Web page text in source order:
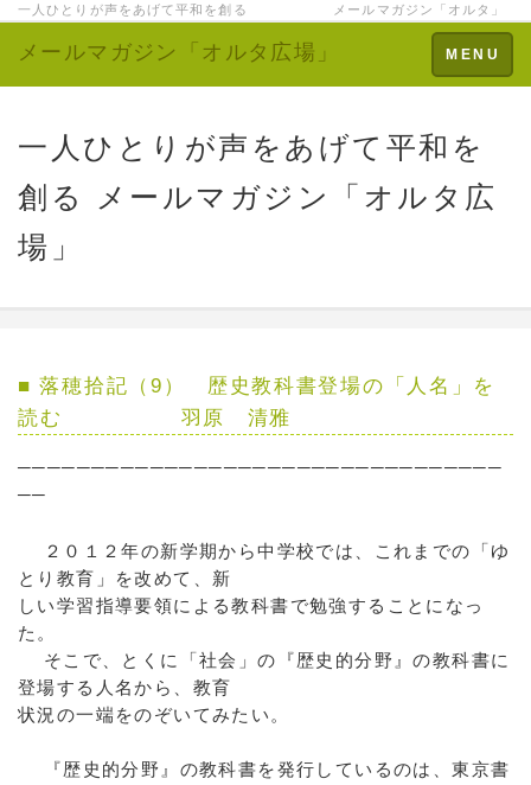
一人ひとりが声をあげて平和を創る メールマガジン「オルタ」
Toggle
navigation
MENU
メールマガジン「オルタ広場」
一人ひとりが声をあげて平和を
創る メールマガジン「オルタ広
場」
■ 落穂拾記（9） 歴史教科書登場の「人名」を
読む 羽原 清雅
─────────────────────────────────
──
２０１２年の新学期から中学校では、これまでの「ゆ
とり教育」を改めて、新
しい学習指導要領による教科書で勉強することになっ
た。
そこで、とくに「社会」の『歴史的分野』の教科書に
登場する人名から、教育
状況の一端をのぞいてみたい。
『歴史的分野』の教科書を発行しているのは、東京書